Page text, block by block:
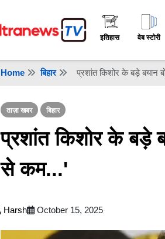
इतिहास वेब स्टोरी
Home बिहार प्रशांत किशोर के बड़े बयान
ताज़ा खबर बिहार
प्रशांत किशोर के बड़े
से कम...'
Harsh October 15, 2025